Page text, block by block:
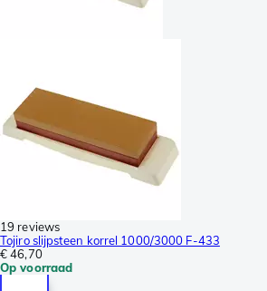
19 reviews
Tojiro slijpsteen korrel 1000/3000 F-433
€ 46,70
Op voorraad